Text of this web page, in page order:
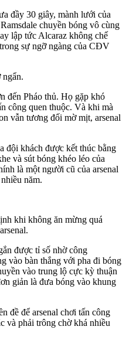
đầy 30 giây, mành lưới của
chuyền bóng vô cùng
lập tức Alcaraz không chế
sự ngỡ ngàng của CĐV
ngẩn.
đến Pháo thủ. Họ gặp khó
công quen thuộc. Và khi mà
vẫn tương đối mờ mịt, ars‌enal
đội khách được kết thúc bằng
và sút bóng khéo léo của
là một người cũ của ars‌enal
năm.
khi không ăn mừng quá
được tỉ số nhờ công
vào bàn thắng với pha đi bóng
vào trung lộ cực kỳ thuận
giản là đưa bóng vào khung
đề để ars‌enal chơi tấn công
và phải trông chờ khá nhiều